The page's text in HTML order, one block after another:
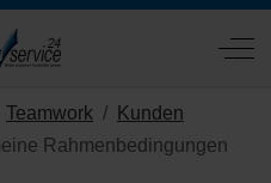
Off-
Teamwork
Kunden
Rahmenbedingungen